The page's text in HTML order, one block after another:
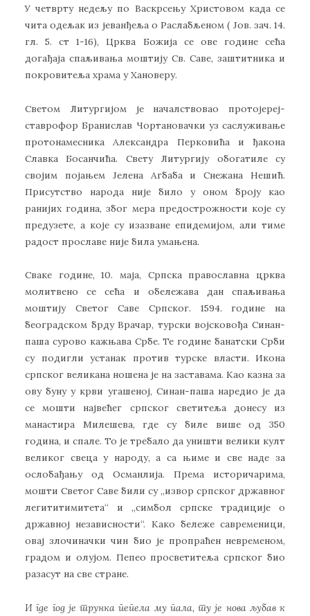
У четврту недељу по Васкрсењу Христовом када се
чита одељак из јеванђеља о Раслабљеном ( Јов. зач. 14.
гл. 5. ст 1-16), Црква Божија се ове године сећа
догађаја спаљивања моштију Св. Саве, заштитника и
покровитеља храма у Хановеру.
Светом Литургијом је началствовао протојереј-
ставрофор Бранислав Чортановачки уз саслуживање
протонамесника Александра Перковића и ђакона
Славка Босанчића. Свету Литургију обогатиле су
својим појањем Јелена Агбаба и Снежана Нешић.
Присутство народа није било у оном броју као
ранијих година, због мера предострожности које су
предузете, а које су изазване епидемијом, али тиме
радост прославе није била умањена.
Сваке године, 10. маја, Српска православна црква
молитвено се сећа и обележава дан спаљивања
моштију Светог Саве Српског. 1594. године на
београдском брду Врачар, турски војсковођа Синан-
паша сурово кажњава Србе. Те године банатски Срби
су подигли устанак против турске власти. Икона
српског великана ношена је на заставама. Као казна за
ову буну у крви угашеној, Синан-паша наредио је да
се мошти највећег српског светитеља донесу из
манастира Милешева, где су биле више од 350
година, и спале. То је требало да уништи велики култ
великог свеца у народу, а са њиме и све наде за
ослобађању од Османлија. Према историчарима,
мошти Светог Саве били су „извор српског државног
легититимитета“ и „симбол српске традиције о
државној независности“. Како бележе савременици,
овај злочиначки чин био је пропраћен невременом,
градом и олујом. Пепео просветитеља српског био
разасут на све стране.
И где год је трунка пепела му пала,ту је нова љубав к